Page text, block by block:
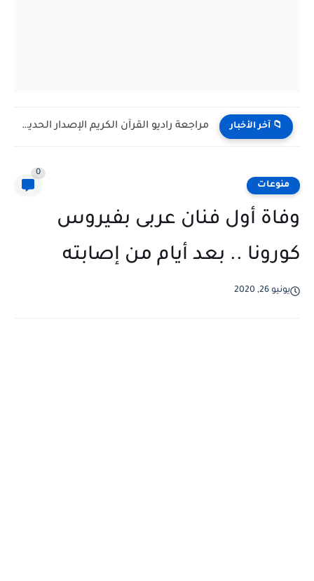
📁 آخر الأخبار مراجعة راديو القرآن الكريم الإصدار الحديث H798BT: مكتبة إسلامية شاملة...
منوعات
0
وفاة أول فنان عربى بفيروس
كورونا .. بعد أيام من إصابته
يونيو 26, 2020